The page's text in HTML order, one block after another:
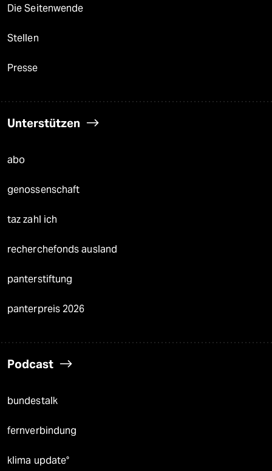
Die Seitenwende
Stellen
Presse
Unterstützen
abo
genossenschaft
taz zahl ich
recherchefonds ausland
panterstiftung
panterpreis 2026
Podcast
bundestalk
fernverbindung
klima update°